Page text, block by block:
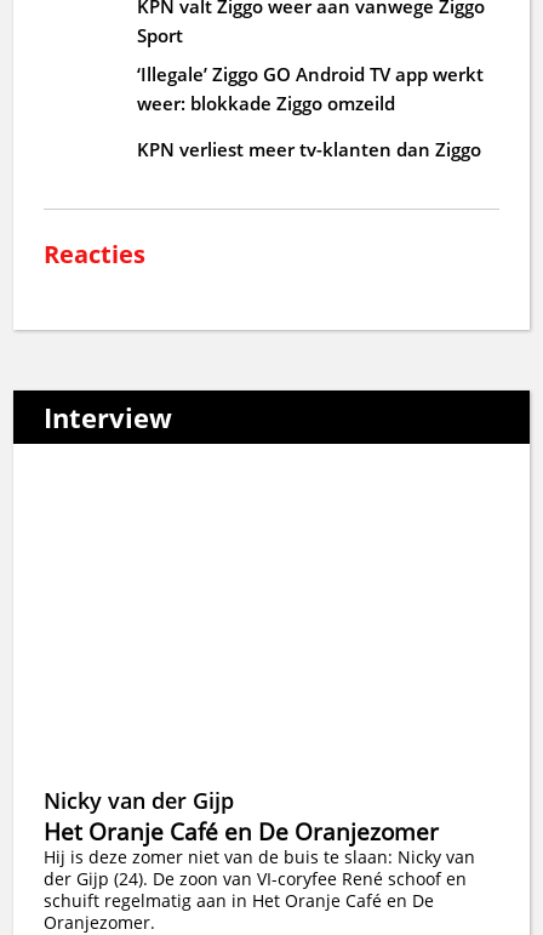
KPN valt Ziggo weer aan vanwege Ziggo
Sport
‘Illegale’ Ziggo GO Android TV app werkt
weer: blokkade Ziggo omzeild
KPN verliest meer tv-klanten dan Ziggo
Reacties
Interview
Nicky van der Gijp
Het Oranje Café en De Oranjezomer
Hij is deze zomer niet van de buis te slaan: Nicky van
der Gijp (24). De zoon van VI-coryfee René schoof en
schuift regelmatig aan in Het Oranje Café en De
Oranjezomer.